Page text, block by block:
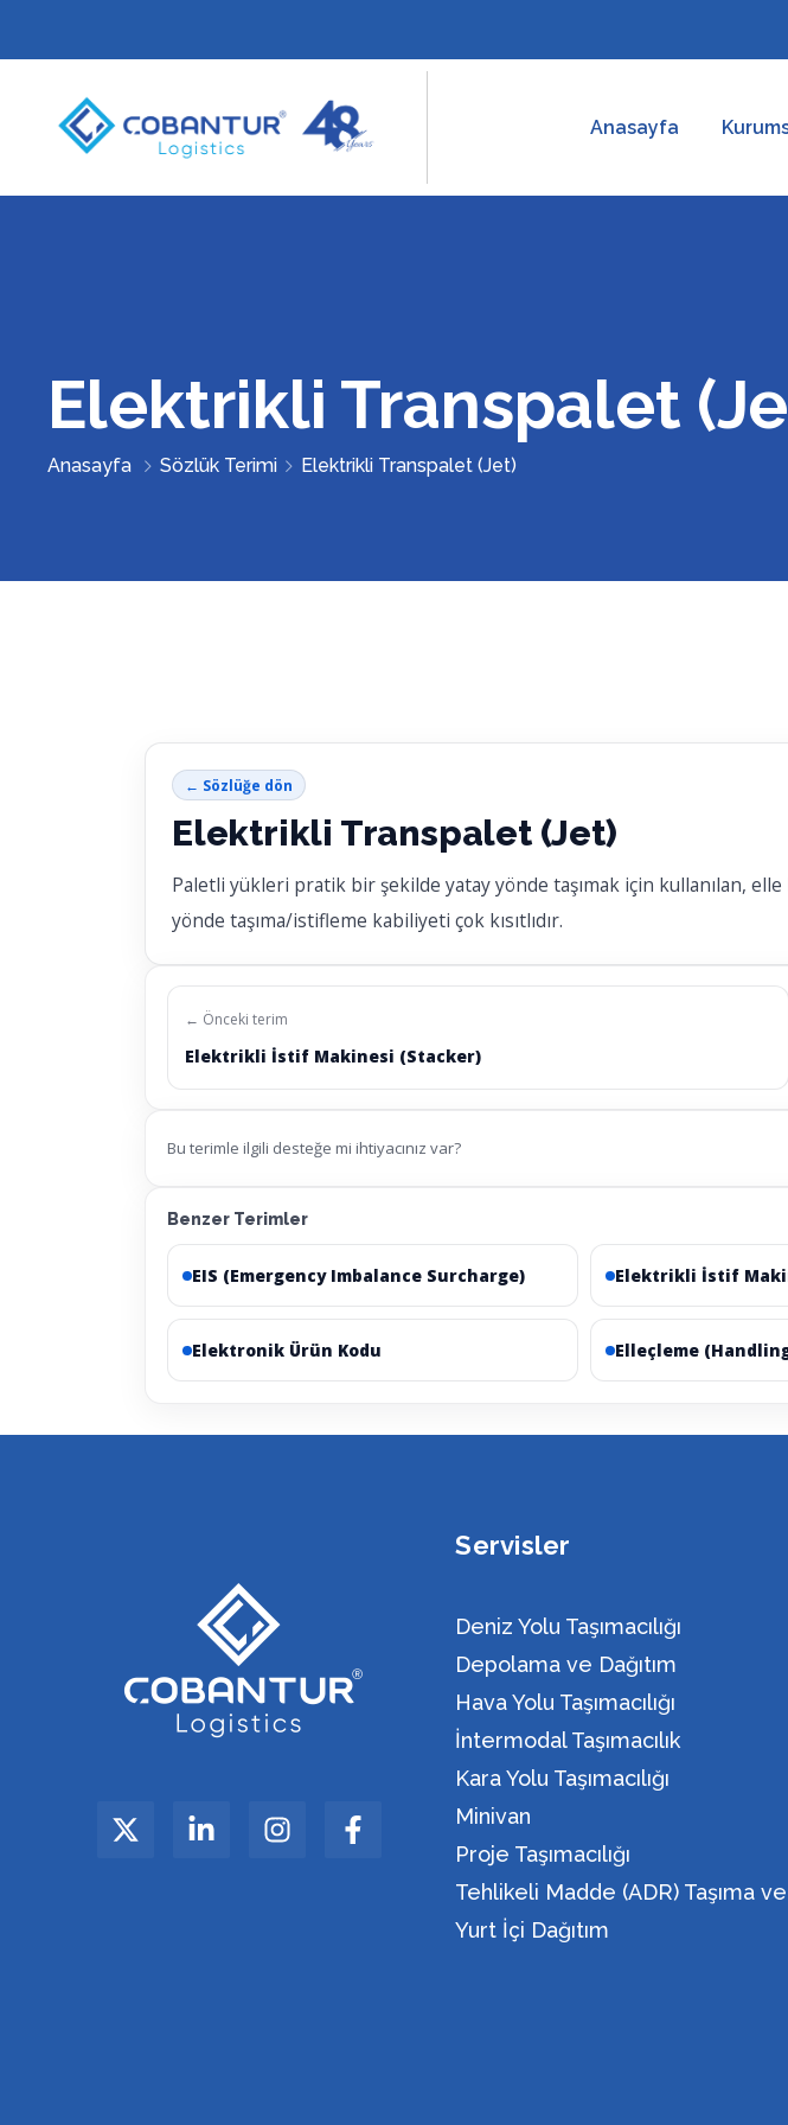
Anasayfa
Elektrikli Transpalet
Anasayfa Sözlük Terimi Elektrikli Transpalet (Jet)
← Sözlüğe dön
Elektrikli Transpalet (Jet)
Paletli yükleri pratik bir şekilde yatay yönde taşımak için kullanılan,
yönde taşıma/istifleme kabiliyeti çok kısıtlıdır.
← Önceki terim
Elektrikli İstif Makinesi (Stacker)
Bu terimle ilgili desteğe mi ihtiyacınız var?
Benzer Terimler
EIS (Emergency Imbalance Surcharge) Elektrikli İstif
Elektronik Ürün Kodu Elleçleme
Servisler
Deniz Yolu Taşımacılığı
Depolama ve Dağıtım
Hava Yolu Taşımacılığı
İntermodal Taşımacılık
Kara Yolu Taşımacılığı
Minivan
Proje Taşımacılığı
Tehlikeli Madde (ADR) Taşıma
Yurt İçi Dağıtım